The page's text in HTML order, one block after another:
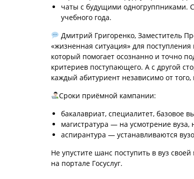
чаты с будущими одногруппниками.
учебного года.
Дмитрий Григоренко, Заместитель
«жизненная ситуация» для
который помогает осознанно и точно
критериев поступающего. А с другой
каждый абитуриент независимо от
Сроки приёмной кампании:
бакалавриат, специалитет,
магистратура — на усмотрение вуза,
аспирантура — устанавливаются
Не упустите шанс поступить в вуз
на портале Госуслуг.